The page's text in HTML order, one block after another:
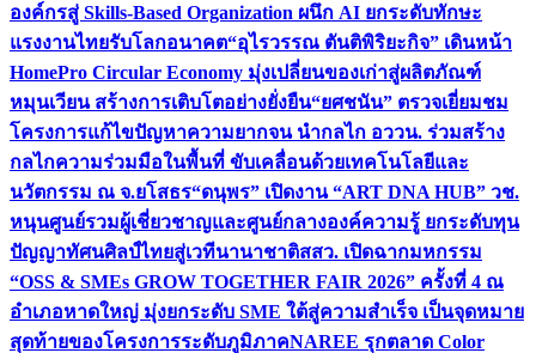
องค์กรสู่ Skills-Based Organization ผนึก AI ยกระดับทักษะ
แรงงานไทยรับโลกอนาคต“อุไรวรรณ ตันติพิริยะกิจ” เดินหน้า
HomePro Circular Economy มุ่งเปลี่ยนของเก่าสู่ผลิตภัณฑ์
หมุนเวียน สร้างการเติบโตอย่างยั่งยืน“ยศชนัน” ตรวจเยี่ยมชม
โครงการแก้ไขปัญหาความยากจน นำกลไก อววน. ร่วมสร้าง
กลไกความร่วมมือในพื้นที่ ขับเคลื่อนด้วยเทคโนโลยีและ
นวัตกรรม ณ จ.ยโสธร“ดนุพร” เปิดงาน “ART DNA HUB” วช.
หนุนศูนย์รวมผู้เชี่ยวชาญและศูนย์กลางองค์ความรู้ ยกระดับทุน
ปัญญาทัศนศิลป์ไทยสู่เวทีนานาชาติสสว. เปิดฉากมหกรรม
“OSS & SMEs GROW TOGETHER FAIR 2026” ครั้งที่ 4 ณ
อำเภอหาดใหญ่ มุ่งยกระดับ SME ใต้สู่ความสำเร็จ เป็นจุดหมาย
สุดท้ายของโครงการระดับภูมิภาคNAREE รุกตลาด Color